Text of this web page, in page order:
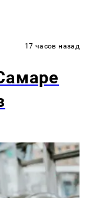
17 часов назад